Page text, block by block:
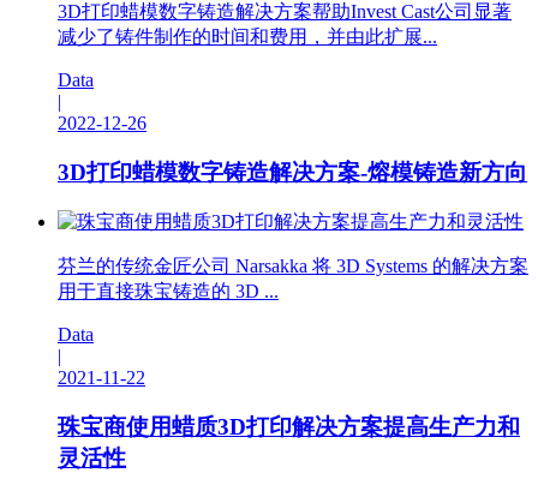
3D打印蜡模数字铸造解决方案帮助Invest Cast公司显著
减少了铸件制作的时间和费用，并由此扩展...
Data
|
2022-12-26
3D打印蜡模数字铸造解决方案-熔模铸造新方向
芬兰的传统金匠公司 Narsakka 将 3D Systems 的解决方案
用于直接珠宝铸造的 3D ...
Data
|
2021-11-22
珠宝商使用蜡质3D打印解决方案提高生产力和
灵活性